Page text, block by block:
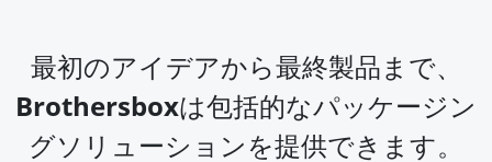
最初のアイデアから最終製品まで、
Brothersboxは包括的なパッケージン
グソリューションを提供できます。